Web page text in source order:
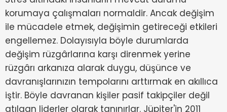
korumaya çalışmaları normaldir. Ancak değişim
ile mücadele etmek, değişimin getireceği etkileri
engellemez. Dolayısıyla böyle durumlarda
değişim rüzgârlarına karşı direnmek yerine
rüzgârı arkanıza alarak duygu, düşünce ve
davranışlarınızın tempolarını arttırmak en akıllıca
iştir. Böyle davranan kişiler pasif takipçiler değil
atılgan liderler olarak tanınırlar. Jüpiter'in 2011